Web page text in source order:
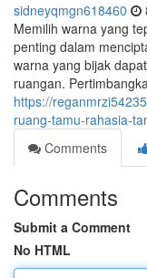
sidneyqmgn618460
Memilih warna yang
penting dalam
warna yang bijak
ruangan.
https://
ruang-tamu-rahasia-
Comments
Comments
Submit a Comment
No HTML